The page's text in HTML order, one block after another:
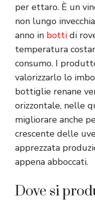
per ettaro. È un
non lungo
anno in botti di
temperatura
consumo. I
valorizzarlo lo
bottiglie renane
orizzontale, nelle
migliorare anche
crescente delle
apprezzata
appena abboccati.
Dove si